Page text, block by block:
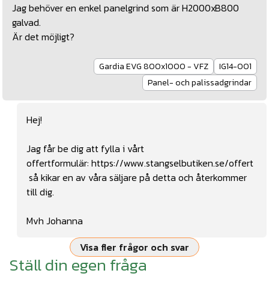
Jag behöver en enkel panelgrind som är H2000xB800
galvad.
Är det möjligt?
Gardia EVG 800x1000 - VFZ
IG14-001
Panel- och palissadgrindar
Hej!
Jag får be dig att fylla i vårt
offertformulär: https://www.stangselbutiken.se/offert
så kikar en av våra säljare på detta och återkommer
till dig.
Mvh Johanna
Visa fler frågor och svar
Ställ din egen fråga